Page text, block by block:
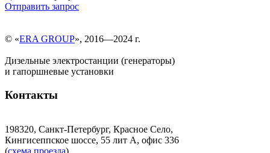
Отправить запрос
© «ERA GROUP», 2016—2024 г.
Дизельные электростанции (генераторы)
и гапоршневые установки
Контакты
198320, Санкт-Петербург, Красное Село,
Кингисеппское шоссе, 55 лит А, офис 336
(схема проезда)